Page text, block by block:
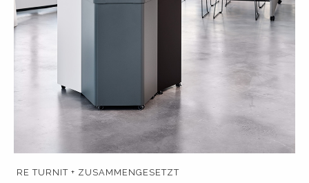
RE TURNIT + ZUSAMMENGESETZT